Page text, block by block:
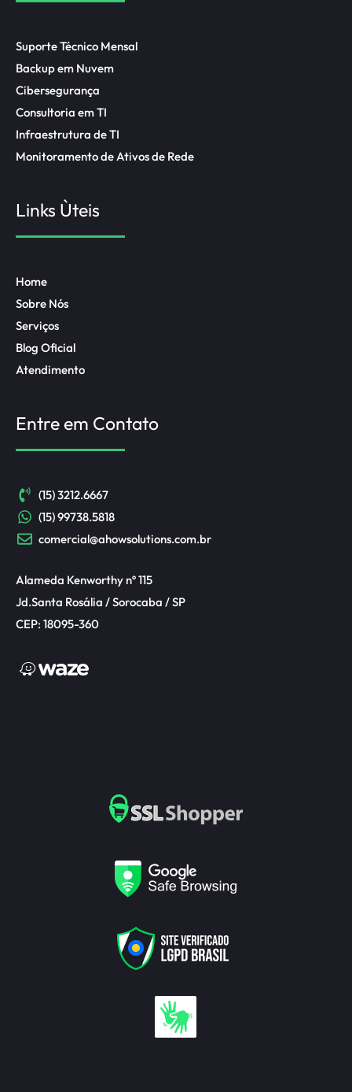
Suporte Técnico Mensal
Backup em Nuvem
Cibersegurança
Consultoria em TI
Infraestrutura de TI
Monitoramento de Ativos de Rede
Links Ùteis
Home
Sobre Nós
Serviços
Blog Oficial
Atendimento
Entre em Contato
(15) 3212.6667
(15) 99738.5818
comercial@ahowsolutions.com.br
Alameda Kenworthy nº 115
Jd.Santa Rosália / Sorocaba / SP
CEP: 18095-360